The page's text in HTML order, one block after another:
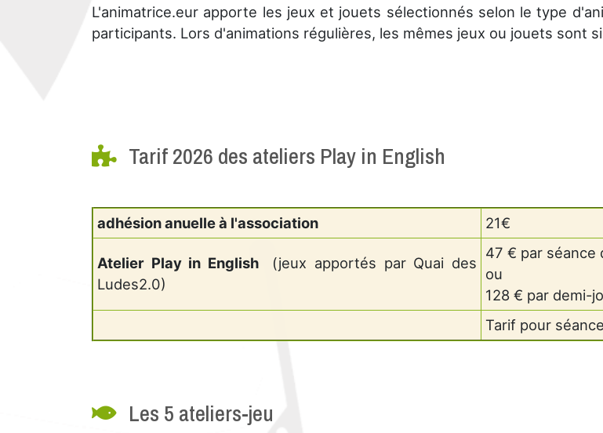
L'animatrice.eur apporte les jeux et jouets sélectionnés selon le type
participants. Lors d'animations régulières, les mêmes jeux ou jouets sont
Tarif 2026 des ateliers Play in English
adhésion anuelle à l'association 21€
Atelier Play in English (jeux apportés par Quai des
Ludes2.0)
47 € par séance
ou
128 € par demi-
Tarif pour
Les 5 ateliers-jeu